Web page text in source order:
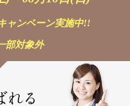
ャンペーン実施中!!
部対象外